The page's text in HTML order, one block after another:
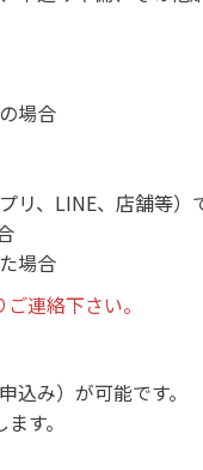
場合
リ、LINE、店舗等）
場合
ご連絡下さい。
込み）が可能です。
す。